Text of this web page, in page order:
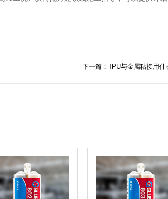
下一篇：TPU与金属粘接用什